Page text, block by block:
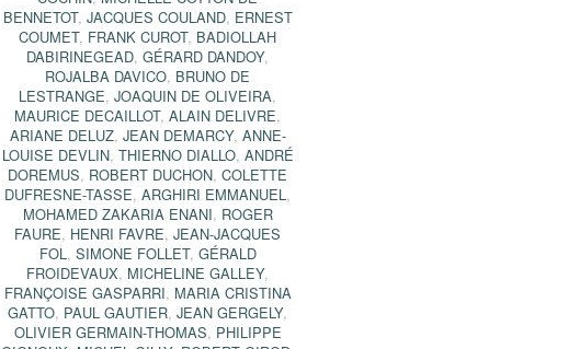
BENNETOT, JACQUES COULAND, ERNEST
COUMET, FRANK CUROT, BADIOLLAH
DABIRINEGEAD,GÉRARD DANDOY,
ROJALBA DAVICO, BRUNO DE
LESTRANGE,JOAQUIN DE OLIVEIRA,
MAURICE DECAILLOT,ALAIN DELIVRE,
ARIANE DELUZ, JEAN DEMARCY, ANNE-
LOUISE DEVLIN, THIERNO DIALLO, ANDRÉ
DOREMUS, ROBERT DUCHON,COLETTE
DUFRESNE-TASSE,ARGHIRI EMMANUEL ,
MOHAMED ZAKARIA ENANI, ROGER
FAURE, HENRI FAVRE,JEAN-JACQUES
FOL , SIMONE FOLLET, GÉRALD
FROIDEVAUX, MICHELINE GALLEY,
FRANÇOISE GASPARRI, MARIA CRISTINA
GATTO, PAUL GAUTIER,JEAN GERGELY,
OLIVIER GERMAIN-THOMAS, PHILIPPE